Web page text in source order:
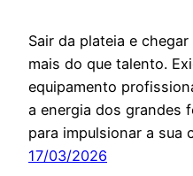
Sair da plateia e
mais do que talento.
equipamento
a energia dos grandes
para impulsionar a sua
17/03/2026